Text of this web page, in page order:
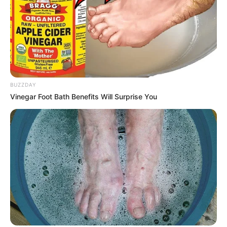
demande si elle est sûre que c’est lui : elle lui
explique que le compte est certifié et qu’il lui a
envoyé une vidéo.
Chloé est un peu peinée que la sortie n’ait pas
pu être reportée. Astrid ne lui semble pas claire
quand elle parle de son passé. Chloé n’a pas
aimé comment Victoire lui a parlé.
BUZZDAY
Vinegar Foot Bath Benefits Will Surprise You